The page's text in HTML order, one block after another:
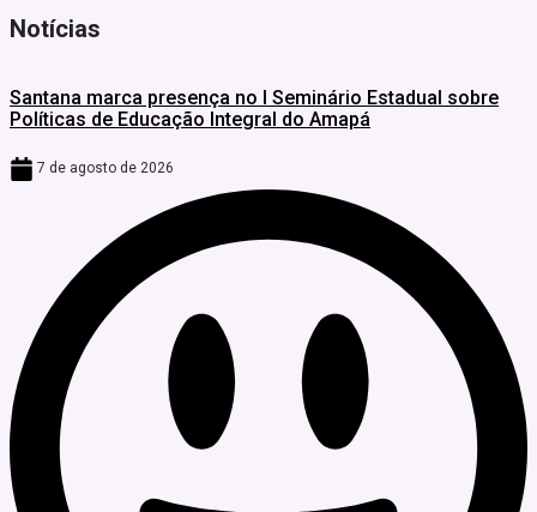
Notícias
Santana marca presença no I Seminário Estadual sobre
Políticas de Educação Integral do Amapá
7 de agosto de 2026